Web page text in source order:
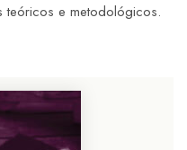
teóricos e metodológicos.